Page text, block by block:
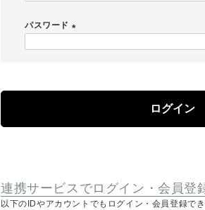
パスワード
)
ログイン
連携サービスでログイン・会員登
以下のIDやアカウントでもログイン・会員登録でき